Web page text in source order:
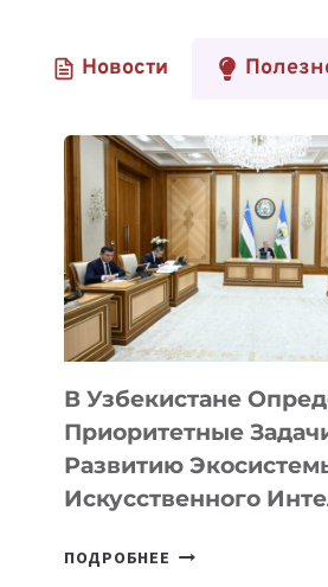
Новости
В Узбекистане
Приоритетные
Развитию
Искусственного
ПОДРОБНЕЕ